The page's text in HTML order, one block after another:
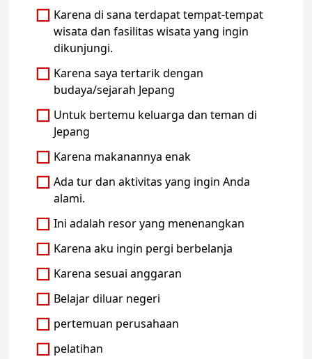
Karena di sana terdapat tempat-tempat
wisata dan fasilitas wisata yang ingin
dikunjungi.
Karena saya tertarik dengan
budaya/sejarah Jepang
Untuk bertemu keluarga dan teman di
Jepang
Karena makanannya enak
Ada tur dan aktivitas yang ingin Anda
alami.
Ini adalah resor yang menenangkan
Karena aku ingin pergi berbelanja
Karena sesuai anggaran
Belajar diluar negeri
pertemuan perusahaan
pelatihan